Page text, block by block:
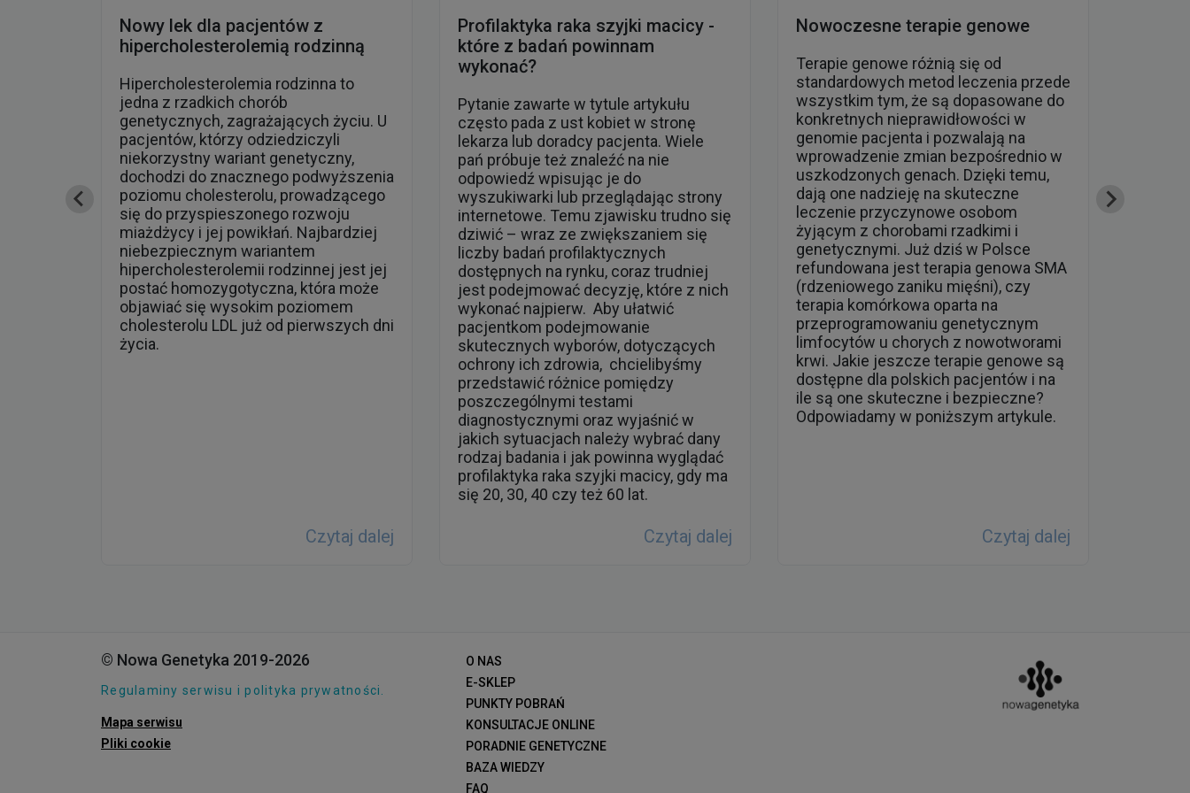
Nowy lek dla pacjentów z
hipercholesterolemią rodzinną
Hipercholesterolemia rodzinna to
jedna z rzadkich chorób
genetycznych, zagrażających życiu. U
pacjentów, którzy odziedziczyli
niekorzystny wariant genetyczny,
dochodzi do znacznego podwyższenia
poziomu cholesterolu, prowadzącego
się do przyspieszonego rozwoju
miażdżycy i jej powikłań. Najbardziej
niebezpiecznym wariantem
hipercholesterolemii rodzinnej jest jej
postać homozygotyczna, która może
objawiać się wysokim poziomem
cholesterolu LDL już od pierwszych dni
życia.
Czytaj dalej
Profilaktyka raka szyjki macicy -
które z badań powinnam
wykonać?
Pytanie zawarte w tytule artykułu
często pada z ust kobiet w stronę
lekarza lub doradcy pacjenta. Wiele
pań próbuje też znaleźć na nie
odpowiedź wpisując je do
wyszukiwarki lub przeglądając strony
internetowe. Temu zjawisku trudno się
dziwić – wraz ze zwiększaniem się
liczby badań profilaktycznych
dostępnych na rynku, coraz trudniej
jest podejmować decyzję, które z nich
wykonać najpierw. Aby ułatwić
pacjentkom podejmowanie
skutecznych wyborów, dotyczących
ochrony ich zdrowia, chcielibyśmy
przedstawić różnice pomiędzy
poszczególnymi testami
diagnostycznymi oraz wyjaśnić w
jakich sytuacjach należy wybrać dany
rodzaj badania i jak powinna wyglądać
profilaktyka raka szyjki macicy, gdy ma
się 20, 30, 40 czy też 60 lat.
Czytaj dalej
Nowoczesne terapie genowe
Terapie genowe różnią się od
standardowych metod leczenia przede
wszystkim tym, że są dopasowane do
konkretnych nieprawidłowości w
genomie pacjenta i pozwalają na
wprowadzenie zmian bezpośrednio w
uszkodzonych genach. Dzięki temu,
dają one nadzieję na skuteczne
leczenie przyczynowe osobom
żyjącym z chorobami rzadkimi i
genetycznymi. Już dziś w Polsce
refundowana jest terapia genowa SMA
(rdzeniowego zaniku mięśni), czy
terapia komórkowa oparta na
przeprogramowaniu genetycznym
limfocytów u chorych z nowotworami
krwi. Jakie jeszcze terapie genowe są
dostępne dla polskich pacjentów i na
ile są one skuteczne i bezpieczne?
Odpowiadamy w poniższym artykule.
Czytaj dalej
© Nowa Genetyka 2019-2026
Regulaminy serwisu i polityka prywatności.
Mapa serwisu
Pliki cookie
O NAS
E-SKLEP
PUNKTY POBRAŃ
KONSULTACJE ONLINE
PORADNIE GENETYCZNE
BAZA WIEDZY
FAQ